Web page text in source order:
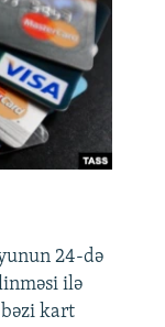
24-də
ilə
bəzi kart